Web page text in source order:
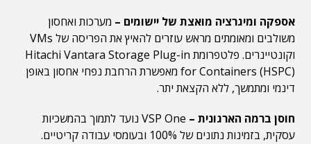
אספקה ומיגרציה מואצת של יישומים – מערכות ואחסון
משולבים ומאומתים מראש עוזרים להאיץ את הפריסה של VMs
וקונטיינרים. פלטפרומת Hitachi Vantara Storage Plug-in
for Containers (HSPC) מאפשרת הרחבת נפחי אחסון באופן
דינמי ומתמשך, ללא הקצאת יתר.
חוסן ברמה הארגונית –
VSP One נועד לתמוך בהמשכיות
עסקית, בזמינות נתונים של 100% ובעומסי עבודה קריטיים.